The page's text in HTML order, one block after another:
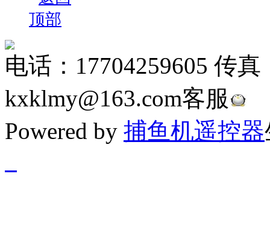
电话：17704259605 传
kxklmy@163.com客服
Powered by 捕鱼机遥控器